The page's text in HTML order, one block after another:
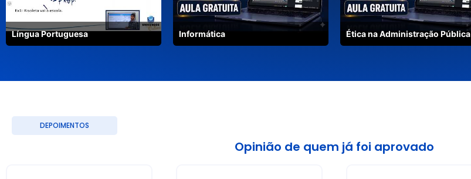
Língua Portuguesa Informática Ética na Administração Pública
DEPOIMENTOS
Opinião de quem já foi aprovado